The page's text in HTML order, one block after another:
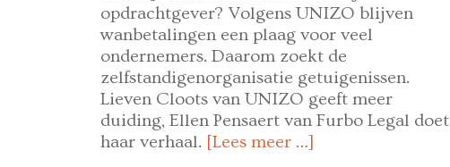
opdrachtgever? Volgens UNIZO blijven
wanbetalingen een plaag voor veel
ondernemers. Daarom zoekt de
zelfstandigenorganisatie getuigenissen.
Lieven Cloots van UNIZO geeft meer
duiding, Ellen Pensaert van Furbo Legal doet
haar verhaal. [Lees meer …]